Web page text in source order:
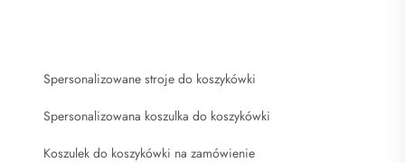
Spersonalizowane stroje do koszykówki
Spersonalizowana koszulka do koszykówki
Koszulek do koszykówki na zamówienie